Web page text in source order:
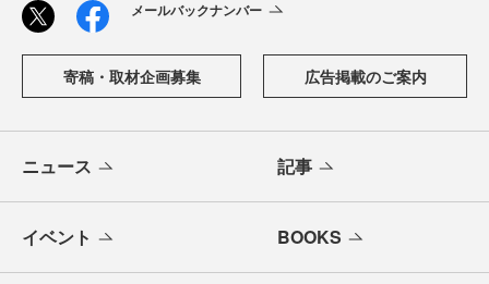
メールバックナンバー
寄稿・取材企画募集 広告掲載のご案内
ニュース 記事
イベント BOOKS